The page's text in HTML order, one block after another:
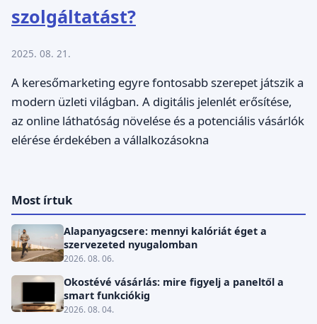
szolgáltatást?
2025. 08. 21.
A keresőmarketing egyre fontosabb szerepet játszik a
modern üzleti világban. A digitális jelenlét erősítése,
az online láthatóság növelése és a potenciális vásárlók
elérése érdekében a vállalkozásokna
Most írtuk
Alapanyagcsere: mennyi kalóriát éget a
szervezeted nyugalomban
2026. 08. 06.
Okostévé vásárlás: mire figyelj a paneltől a
smart funkciókig
2026. 08. 04.